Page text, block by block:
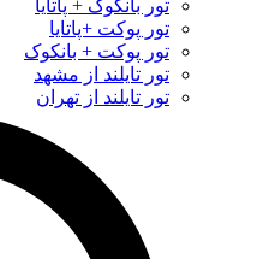
تور بانکوک + پاتایا
تور پوکت +پاتایا
تور پوکت + بانکوک
تور تایلند از مشهد
تور تایلند از تهران